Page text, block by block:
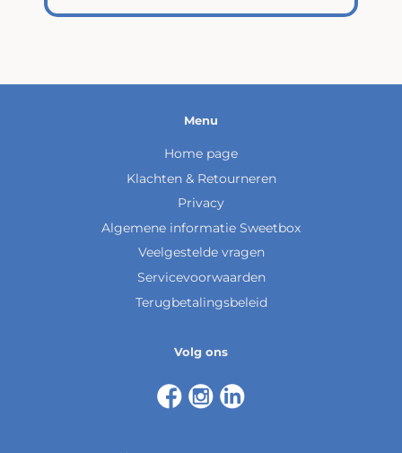
Menu
Home page
Klachten & Retourneren
Privacy
Algemene informatie Sweetbox
Veelgestelde vragen
Servicevoorwaarden
Terugbetalingsbeleid
Volg ons